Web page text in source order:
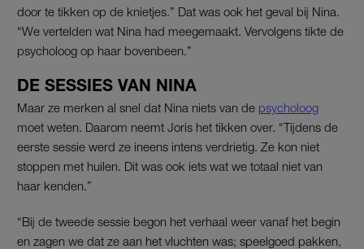
door te tikken op de knietjes.” Dat was ook het geval bij Nina.
“We vertelden wat Nina had meegemaakt. Vervolgens tikte de
psycholoog op haar bovenbeen.”
DE SESSIES VAN NINA
Maar ze merken al snel dat Nina niets van de psycholoog
moet weten. Daarom neemt Joris het tikken over. “Tijdens de
eerste sessie werd ze ineens intens verdrietig. Ze kon niet
stoppen met huilen. Dit was ook iets wat we totaal niet van
haar kenden.”
“Bij de tweede sessie begon het verhaal weer vanaf het begin
en zagen we dat ze aan het vluchten was; speelgoed pakken,